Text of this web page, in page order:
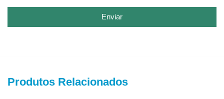
Enviar
Produtos Relacionados